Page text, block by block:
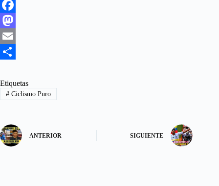
F
a
c
b
o
k
M
a
t
o
o
n
E
a
i
h
a
e
Etiquetas
#Ciclismo Puro
ANTERIOR SIGUIENTE